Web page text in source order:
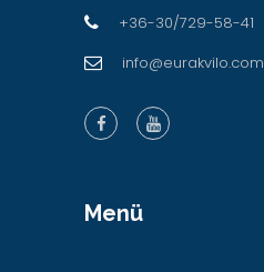
+36-30/729-58-41
info@eurakvilo.com
Menü